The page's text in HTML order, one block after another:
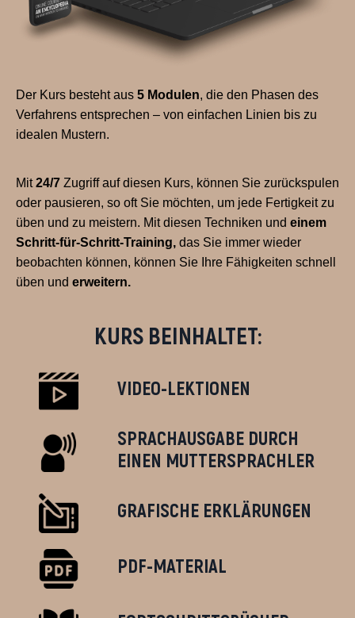
Der Kurs besteht aus 5 Modulen, die den Phasen des
Verfahrens entsprechen – von einfachen Linien bis zu
idealen Mustern.
Mit24/7 Zugriff auf diesen Kurs, können Sie zurückspulen
oder pausieren, so oft Sie möchten, um jede Fertigkeit zu
üben und zu meistern. Mit diesen Techniken und einem
Schritt-für-Schritt-Training, das Sie immer wieder
beobachten können, können Sie Ihre Fähigkeiten schnell
üben und erweitern.
KURS BEINHALTET:
VIDEO-LEKTIONEN
SPRACHAUSGABE DURCH
EINEN MUTTERSPRACHLER
GRAFISCHE ERKLÄRUNGEN
PDF-MATERIAL